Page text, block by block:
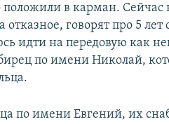
в карман. Сейчас
отказное, говорят про 5
идти на передовую как
по имени Николай,
по имени Евгений, их